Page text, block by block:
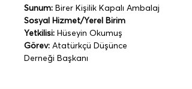
Sunum: Birer Kişilik Kapalı Ambalaj
Sosyal Hizmet/Yerel Birim
Yetkilisi: Hüseyin Okumuş
Görev: Atatürkçü Düşünce
Derneği Başkanı